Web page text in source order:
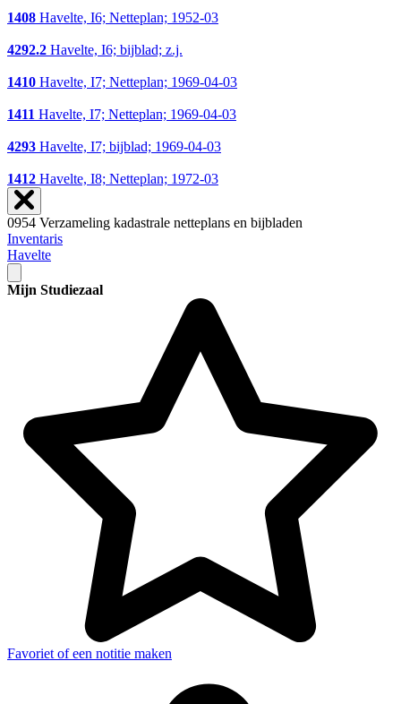
1408 Havelte, I6; Netteplan; 1952-03
4292.2 Havelte, I6; bijblad; z.j.
1410 Havelte, I7; Netteplan; 1969-04-03
1411 Havelte, I7; Netteplan; 1969-04-03
4293 Havelte, I7; bijblad; 1969-04-03
1412 Havelte, I8; Netteplan; 1972-03
0954 Verzameling kadastrale netteplans en bijbladen
Inventaris
Havelte
Mijn Studiezaal
Favoriet of een notitie maken